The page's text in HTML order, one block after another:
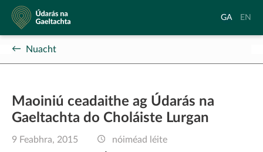
Údarás
na
Gaeltachta
Aistrigh
Gaeilge
GA
to
EN
Nuacht
Maoiniú ceadaithe ag Údarás na
Gaeltachta do Choláiste Lurgan
9 Feabhra, 2015
nóiméad léite